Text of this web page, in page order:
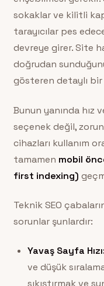
sokaklar ve kilitli
tarayıcılar pes
devreye girer. Site
doğrudan
gösteren detaylı bir
Bunun yanında hız
seçenek değil,
cihazları kullanım
tamamen mobil
first indexing)
Teknik SEO
sorunlar şunlardır:
Yavaş Sayfa
ve düşük